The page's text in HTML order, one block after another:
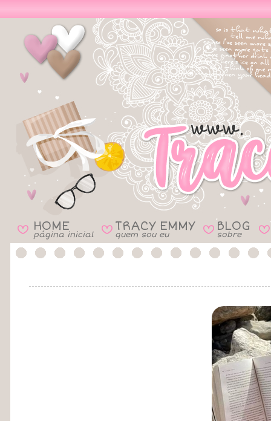
B HOME
página inicial B TRACY EMMY
quem sou eu B BLOG
sobre B